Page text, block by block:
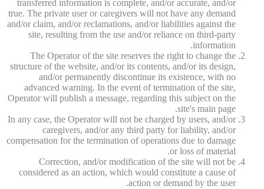
transferred information is complete, and/or accurate, and/or
true. The private user or caregivers will not have any demand
and/or claim, and/or reclamations, and/or liabilities against the
site, resulting from the use and/or reliance on third-party
information.
The Operator of the site reserves the right to change the
structure of the website, and/or its contents, and/or its design,
and/or permanently discontinue its existence, with no
advanced warning. In the event of termination of the site,
Operator will publish a message, regarding this subject on the
site's main page.
In any case, the Operator will not be charged by users, and/or
caregivers, and/or any third party for liability, and/or
compensation for the termination of operations due to damage
or loss of material.
Correction, and/or modification of the site will not be
considered as an action, which would constitute a cause of
action or demand by the user.